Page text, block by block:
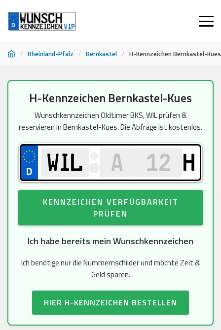
/ Rheinland-Pfalz / Bernkastel / H-Kennzeichen Bernkastel-Kues
H-Kennzeichen Bernkastel-Kues
Wunschkennzeichen Oldtimer BKS, WIL prüfen &
reservieren in Bernkastel-Kues. Die Abfrage ist kostenlos.
H
KENNZEICHEN VERFÜGBARKEIT
PRÜFEN
Ich habe bereits mein Wunschkennzeichen
Ich benötige nur die Nummernschilder und möchte Zeit &
Geld sparen.
HIER H-KENNZEICHEN BESTELLEN